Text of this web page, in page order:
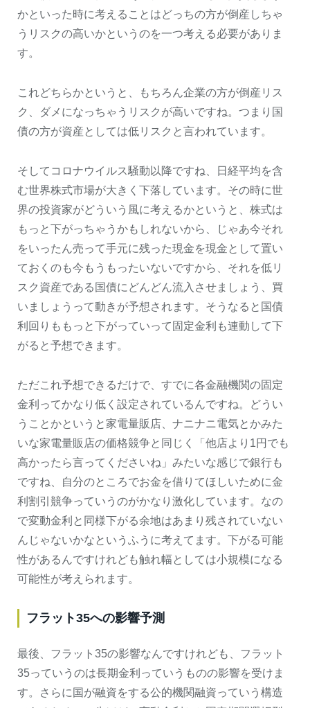
かといった時に考えることはどっちの方が倒産しちゃ
うリスクの高いかというのを一つ考える必要がありま
す。
これどちらかというと、もちろん企業の方が倒産リス
ク、ダメになっちゃうリスクが高いですね。つまり国
債の方が資産としては低リスクと言われています。
そしてコロナウイルス騒動以降ですね、日経平均を含
む世界株式市場が大きく下落しています。その時に世
界の投資家がどういう風に考えるかというと、株式は
もっと下がっちゃうかもしれないから、じゃあ今それ
をいったん売って手元に残った現金を現金として置い
ておくのも今もうもったいないですから、それを低リ
スク資産である国債にどんどん流入させましょう、買
いましょうって動きが予想されます。そうなると国債
利回りももっと下がっていって固定金利も連動して下
がると予想できます。
ただこれ予想できるだけで、すでに各金融機関の固定
金利ってかなり低く設定されているんですね。どうい
うことかというと家電量販店、ナニナニ電気とかみた
いな家電量販店の価格競争と同じく「他店より1円でも
高かったら言ってくださいね」みたいな感じで銀行も
ですね、自分のところでお金を借りてほしいために金
利割引競争っていうのがかなり激化しています。なの
で変動金利と同様下がる余地はあまり残されていない
んじゃないかなというふうに考えてます。下がる可能
性があるんですけれども触れ幅としては小規模になる
可能性が考えられます。
フラット35への影響予測
最後、フラット35の影響なんですけれども、フラット
35っていうのは長期金利っていうものの影響を受けま
す。さらに国が融資をする公的機関融資っていう構造